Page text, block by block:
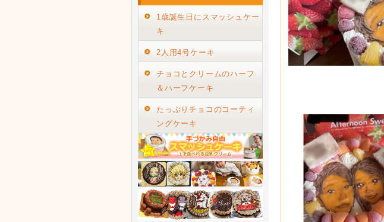
1歳誕生日にスマッシュケー
キ
2人用4号ケーキ
チョコとクリームのハーフ
＆ハーフケーキ
たっぷりチョコのコーティ
ングケーキ